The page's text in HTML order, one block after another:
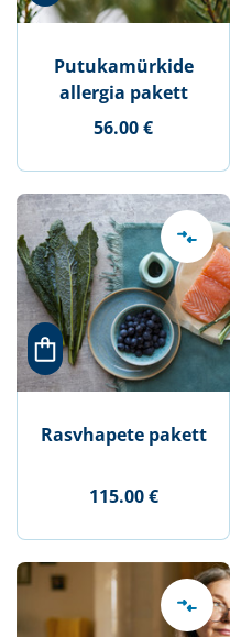
Putukamürkide
allergia pakett
56.00 €
Rasvhapete pakett
115.00 €